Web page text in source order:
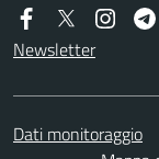
Newsletter
Dati monitoraggio